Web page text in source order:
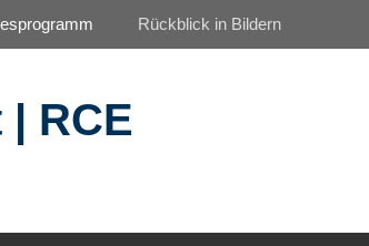
RCE
Rückblick in Bildern